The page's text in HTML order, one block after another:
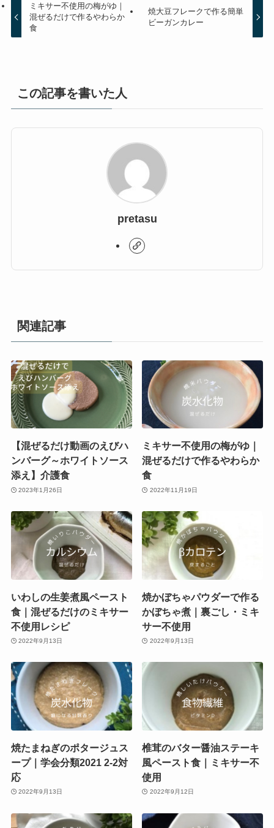
ミキサー不使用の梅がゆ｜
混ぜるだけで作るやわらか
食
焼大豆フレークで作る簡単
ビーガンカレー
この記事を書いた人
pretasu
関連記事
【混ぜるだけ動画のえびハ
ンバーグ～ホワイトソース
添え】介護食
2023年1月26日
ミキサー不使用の梅がゆ｜
混ぜるだけで作るやわらか
食
2022年11月19日
いわしの生姜煮風ペースト
食｜混ぜるだけのミキサー
不使用レシピ
2022年9月13日
焼かぼちゃパウダーで作る
かぼちゃ煮｜裏ごし・ミキ
サー不使用
2022年9月13日
焼たまねぎのポタージュス
ープ｜学会分類2021 2-2対
応
2022年9月13日
椎茸のバター醤油ステーキ
風ペースト食｜ミキサー不
使用
2022年9月12日